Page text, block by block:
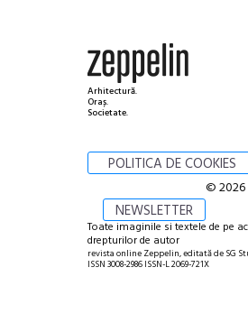
Arhitectură.
Oraș.
Societate.
POLITICA DE COOKIES
NEWSLETTER
©
Toate imaginile si textele de pe
drepturilor de autor
revista online Zeppelin, editată de SG
ISSN 3008-2986 ISSN-L 2069-721X